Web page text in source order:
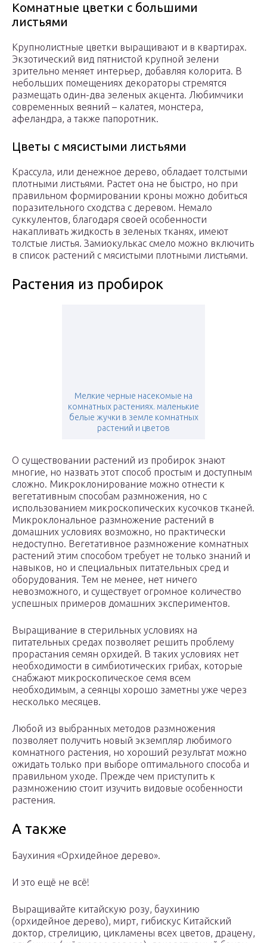
Комнатные цветки с большими
листьями
Крупнолистные цветки выращивают и в квартирах.
Экзотический вид пятнистой крупной зелени
зрительно меняет интерьер, добавляя колорита. В
небольших помещениях декораторы стремятся
размещать один-два зеленых акцента. Любимчики
современных веяний – калатея, монстера,
афеландра, а также папоротник.
Цветы с мясистыми листьями
Крассула, или денежное дерево, обладает толстыми
плотными листьями. Растет она не быстро, но при
правильном формировании кроны можно добиться
поразительного сходства с деревом. Немало
суккулентов, благодаря своей особенности
накапливать жидкость в зеленых тканях, имеют
толстые листья. Замиокулькас смело можно включить
в список растений с мясистыми плотными листьями.
Растения из пробирок
Мелкие черные насекомые на
комнатных растениях. маленькие
белые жучки в земле комнатных
растений и цветов
О существовании растений из пробирок знают
многие, но назвать этот способ простым и доступным
сложно. Микроклонирование можно отнести к
вегетативным способам размножения, но с
использованием микроскопических кусочков тканей.
Микроклональное размножение растений в
домашних условиях возможно, но практически
недоступно. Вегетативное размножение комнатных
растений этим способом требует не только знаний и
навыков, но и специальных питательных сред и
оборудования. Тем не менее, нет ничего
невозможного, и существует огромное количество
успешных примеров домашних экспериментов.
Выращивание в стерильных условиях на
питательных средах позволяет решить проблему
прорастания семян орхидей. В таких условиях нет
необходимости в симбиотических грибах, которые
снабжают микроскопическое семя всем
необходимым, а сеянцы хорошо заметны уже через
несколько месяцев.
Любой из выбранных методов размножения
позволяет получить новый экземпляр любимого
комнатного растения, но хороший результат можно
ожидать только при выборе оптимального способа и
правильном уходе. Прежде чем приступить к
размножению стоит изучить видовые особенности
растения.
А также
Баухиния «Орхидейное дерево».
И это ещё не всё!
Выращивайте китайскую розу, баухинию
(орхидейное дерево), мирт, гибискус Китайский
доктор, стрелицию, цикламены всех цветов, драцену,